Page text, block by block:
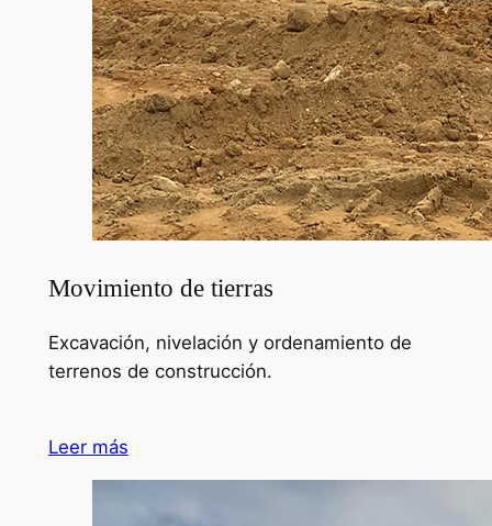
Movimiento de tierras
Excavación, nivelación y ordenamiento de
terrenos de construcción.
Leer más